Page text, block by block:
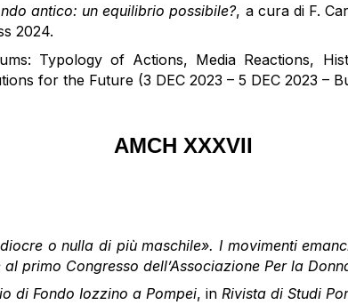
antico: un equilibrio possibile?, a cura di F.
2024.
Typology of Actions, Media Reactions,
for the Future (3 DEC 2023 – 5 DEC 2023 –
AMCH XXXVII
o nulla di più maschile». I movimenti
primo Congresso dell’Associazione Per la
di Fondo Iozzino a Pompei, in Rivista di Studi